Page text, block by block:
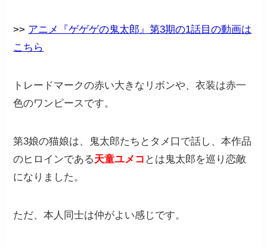
>> アニメ『ゲゲゲの鬼太郎』第3期の1話目の動画は
こちら
トレードマークの赤い大きなリボンや、衣装は赤一
色のワンピースです。
第3娘の猫娘は、鬼太郎たちとタメ口で話し、本作品
のヒロインである天童ユメコ とは鬼太郎を巡り恋敵
になりました。
ただ、本人同士は仲がよい感じです。